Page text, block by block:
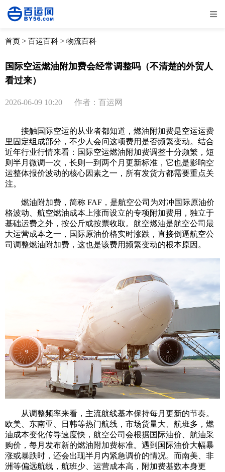
全部 物流资讯
首页 > 百运百科 > 物流百科
国际空运燃油附加费会经常调整吗（不清楚的外贸人
看过来）
2026-06-09 10:20 作者：百运网
接触国际空运的从业者都知道，燃油附加费是空运运费
里固定组成部分，不少人会问这项费用是否频繁变动。结合
近年行业行情来看：国际空运燃油附加费调整十分频繁，短
则半月微调一次，长则一到两个月更新标准，它也是影响空
运整体报价波动的核心因素之一，所有发货方都需要重点关
注。
燃油附加费，简称 FAF，是航空公司为对冲国际原油价
格波动、航空燃油成本上涨而设立的专项附加费用，独立于
基础运费之外，按公斤或按票收取。航空燃油是航空公司最
大运营成本之一，国际原油价格实时涨跌，直接倒逼航空公
司调整燃油附加费，这也是该费用频繁变动的根本原因。
从调整频率来看，主流航线基本保持每月更新的节奏。
欧美、东南亚、日韩等热门航线，市场货量大、航班多，燃
油成本变化传导速度快，航空公司会根据国际油价、航油采
购价，每月发布新的燃油附加费标准。遇到国际油价大幅暴
涨或暴跌时，还会出现半月内紧急调价的情况。而南美、非
洲等偏远航线，航班少、运营成本高，附加费基数本身更